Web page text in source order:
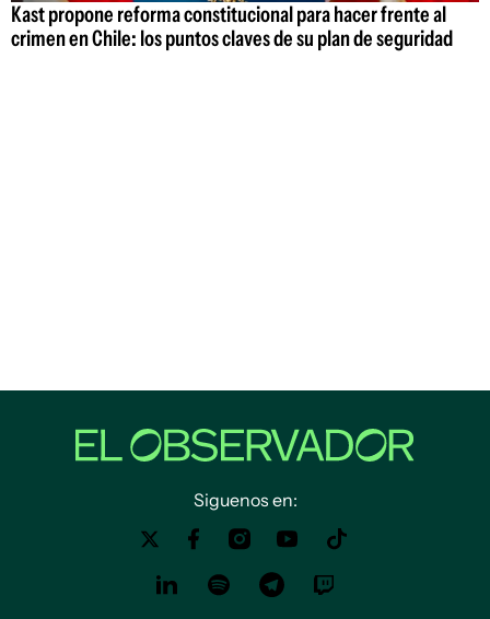
Kast propone reforma constitucional para hacer frente al
crimen en Chile: los puntos claves de su plan de seguridad
Siguenos en: